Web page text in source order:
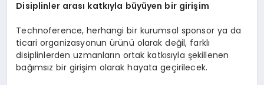
Disiplinler arası katkıyla büyüyen bir girişim
Technoference, herhangi bir kurumsal sponsor ya da
ticari organizasyonun ürünü olarak değil, farklı
disiplinlerden uzmanların ortak katkısıyla şekillenen
bağımsız bir girişim olarak hayata geçirilecek.